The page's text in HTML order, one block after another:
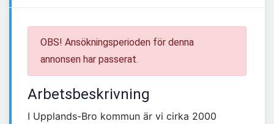
OBS! Ansökningsperioden för denna
annonsen har passerat.
Arbetsbeskrivning
I Upplands-Bro kommun är vi cirka 2000